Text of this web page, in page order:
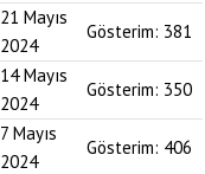
21 Mayıs
2024
Gösterim: 381
14 Mayıs
2024
Gösterim: 350
7 Mayıs
2024
Gösterim: 406